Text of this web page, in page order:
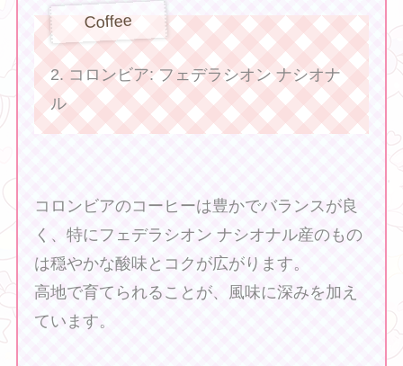
Coffee
2. コロンビア: フェデラシオン ナシオナ
ル
コロンビアのコーヒーは豊かでバランスが良
く、特にフェデラシオン ナシオナル産のもの
は穏やかな酸味とコクが広がります。
高地で育てられることが、風味に深みを加え
ています。
❤ ❤ ❤